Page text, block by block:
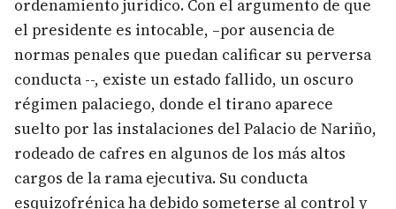
ordenamiento jurídico. Con el argumento de que
el presidente es intocable, –por ausencia de
normas penales que puedan calificar su perversa
conducta --, existe un estado fallido, un oscuro
régimen palaciego, donde el tirano aparece
suelto por las instalaciones del Palacio de Nariño,
rodeado de cafres en algunos de los más altos
cargos de la rama ejecutiva. Su conducta
esquizofrénica ha debido someterse al control y